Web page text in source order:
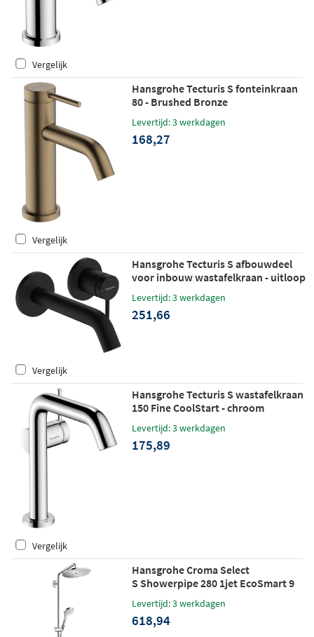
Vergelijk
Hansgrohe Tecturis S fonteinkraan
80 - Brushed Bronze
Levertijd: 3 werkdagen
168,27
Vergelijk
Hansgrohe Tecturis S afbouwdeel
voor inbouw wastafelkraan - uitloop
Levertijd: 3 werkdagen
251,66
Vergelijk
Hansgrohe Tecturis S wastafelkraan
150 Fine CoolStart - chroom
Levertijd: 3 werkdagen
175,89
Vergelijk
Hansgrohe Croma Select
S Showerpipe 280 1jet EcoSmart 9
l/min met thermostaat chroom
Levertijd: 3 werkdagen
618,94